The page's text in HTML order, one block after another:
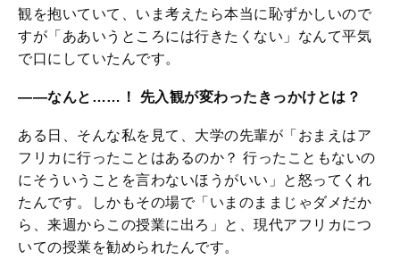
観を抱いていて、いま考えたら本当に恥ずかしいので
すが「ああいうところには行きたくない」なんて平気
で口にしていたんです。
――なんと……！ 先入観が変わったきっかけとは？
ある日、そんな私を見て、大学の先輩が「おまえはア
フリカに行ったことはあるのか？ 行ったこともないの
にそういうことを言わないほうがいい」と怒ってくれ
たんです。しかもその場で「いまのままじゃダメだか
ら、来週からこの授業に出ろ」と、現代アフリカにつ
いての授業を勧められたんです。